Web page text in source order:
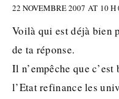
22 NOVEMBRE 2007 AT 10 H
Voilà qui est déjà bien
de ta réponse.
Il n’empêche que
l’Etat refinance les